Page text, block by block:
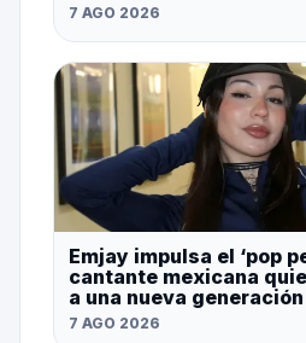
7 AGO 2026
Emjay impulsa el ‘pop
cantante mexicana
a una nueva
7 AGO 2026